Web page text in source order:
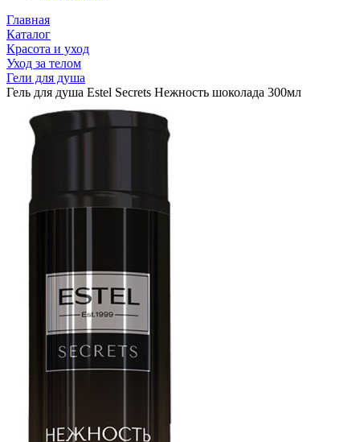
Главная
Каталог
Красота и уход
Уход за телом
Гели для душа
Гель для душа Estel Secrets Нежность шоколада 300мл